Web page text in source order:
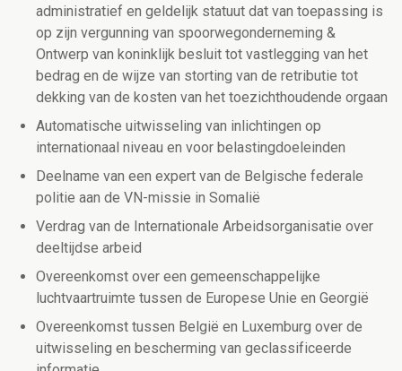
administratief en geldelijk statuut dat van toepassing is
op zijn vergunning van spoorwegonderneming &
Ontwerp van koninklijk besluit tot vastlegging van het
bedrag en de wijze van storting van de retributie tot
dekking van de kosten van het toezichthoudende orgaan
Automatische uitwisseling van inlichtingen op
internationaal niveau en voor belastingdoeleinden
Deelname van een expert van de Belgische federale
politie aan de VN-missie in Somalië
Verdrag van de Internationale Arbeidsorganisatie over
deeltijdse arbeid
Overeenkomst over een gemeenschappelijke
luchtvaartruimte tussen de Europese Unie en Georgië
Overeenkomst tussen België en Luxemburg over de
uitwisseling en bescherming van geclassificeerde